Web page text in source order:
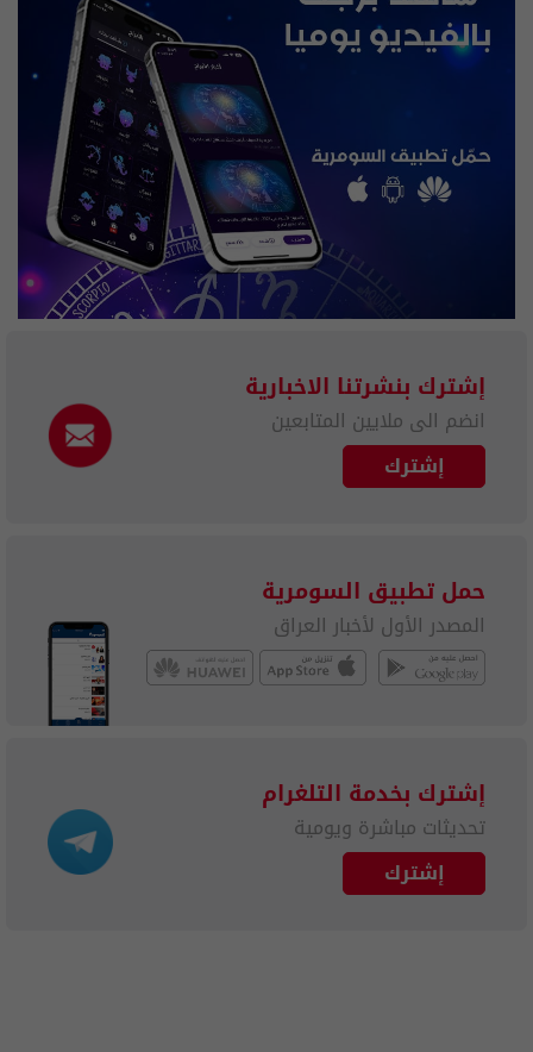
إشترك بنشرتنا الاخبارية
انضم الى ملايين المتابعين
إشترك
حمل تطبيق السومرية
المصدر الأول لأخبار العراق
إشترك بخدمة التلغرام
تحديثات مباشرة ويومية
إشترك